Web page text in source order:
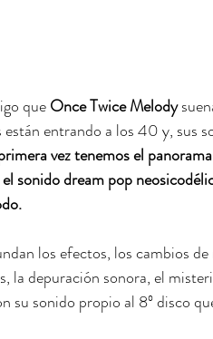
que Once Twice Melody
están entrando a los 40 y, sus
vez tenemos el
sonido dream pop
los efectos, los cambios
la depuración sonora, el
su sonido propio al 8º disco